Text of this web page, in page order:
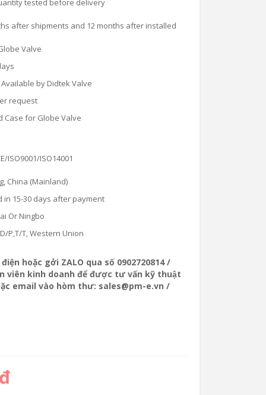
tested before delivery
after shipments and 12 months after installed
Valve
by Didtek Valve
request
Case for Globe Valve
ISO9001/ISO14001
China (Mainland)
in 15-30 days after payment
Or Ningbo
P,T/T, Western Union
hoặc gởi ZALO qua số 0902720814 /
viên kinh doanh để được tư vấn kỹ thuật
email vào hòm thư: sales@pm-e.vn /